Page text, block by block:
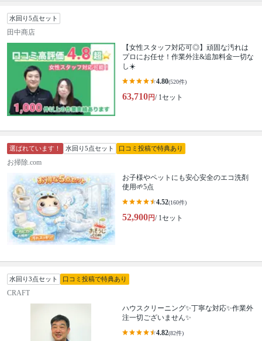
水回り5点セット
田中商店
【女性スタッフ対応可◎】頑固な汚れは
プロにお任せ！作業外注&追加料金一切な
し☀️
4.80(520件)
63,710円/ 1セット
選ばれています！ 水回り5点セット 口コミ投稿で特典あり
お掃除.com
お子様やペットにも安心安全のエコ洗剤
使用🌱5点
4.52(160件)
52,900円/ 1セット
水回り3点セット 口コミ投稿で特典あり
CRAFT
ハウスクリーニング✨丁寧な対応✨作業外
注一切ございません✨
4.82(82件)